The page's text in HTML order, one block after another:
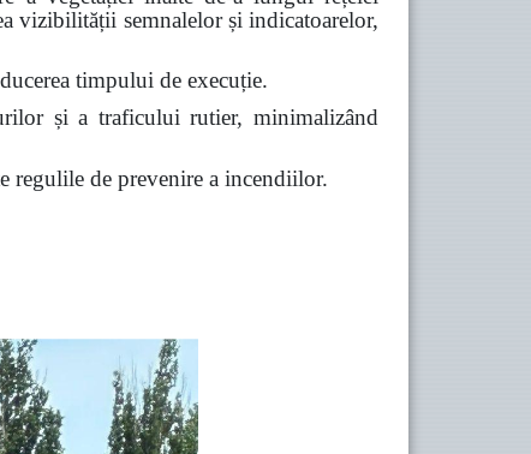
vizibilității semnalelor și indicatoarelor,
timpului de execuție.
și a traficului rutier, minimalizând
regulile de prevenire a incendiilor.